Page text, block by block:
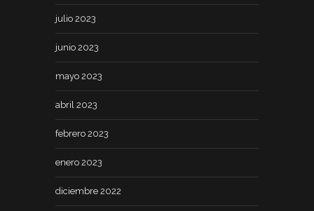
julio 2023
junio 2023
mayo 2023
abril 2023
febrero 2023
enero 2023
diciembre 2022